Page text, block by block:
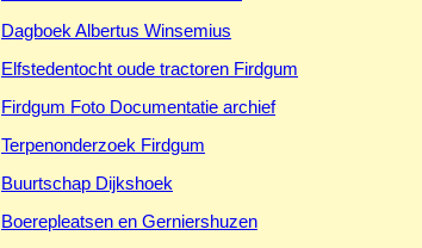
Dagboek Albertus Winsemius
Elfstedentocht oude tractoren Firdgum
Firdgum Foto Documentatie archief
Terpenonderzoek Firdgum
Buurtschap Dijkshoek
Boerepleatsen en Gerniershuzen